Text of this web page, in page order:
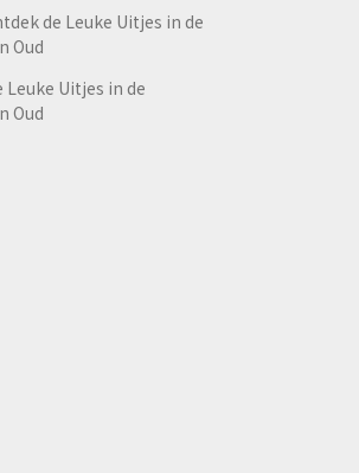
de Leuke Uitjes in de
Oud
Leuke Uitjes in de
Oud